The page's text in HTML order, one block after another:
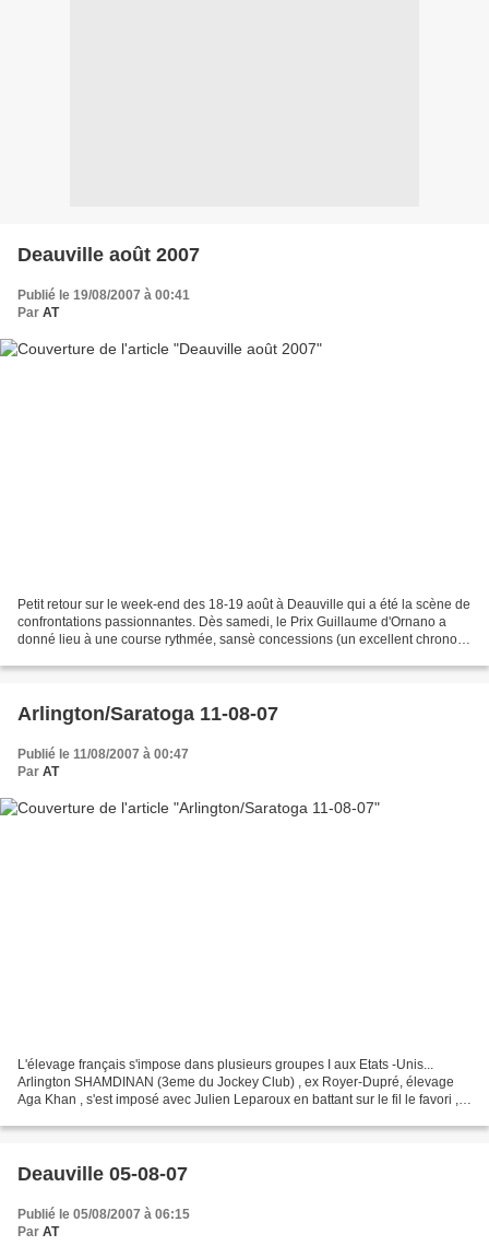
Deauville août 2007
Publié le 19/08/2007 à 00:41
Par AT
Petit retour sur le week-end des 18-19 août à Deauville qui a été la scène de
confrontations passionnantes. Dès samedi, le Prix Guillaume d'Ornano a
donné lieu à une course rythmée, sansè concessions (un excellent chrono :
Arlington/Saratoga 11-08-07
Publié le 11/08/2007 à 00:47
Par AT
L'élevage français s'impose dans plusieurs groupes I aux Etats -Unis...
Arlington SHAMDINAN (3eme du Jockey Club) , ex Royer-Dupré, élevage
Aga Khan , s'est imposé avec Julien Leparoux en battant sur le fil le favori ,
Deauville 05-08-07
Publié le 05/08/2007 à 06:15
Par AT